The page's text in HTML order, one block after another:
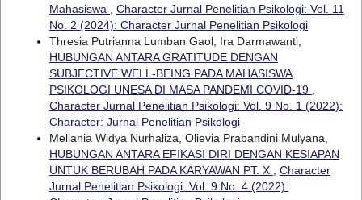
Mahasiswa
Character Jurnal Penelitian Psikologi: Vol. 11
No. 2 (2024): Character Jurnal Penelitian Psikologi
Thresia Putrianna Lumban Gaol, Ira Darmawanti,
HUBUNGAN ANTARA GRATITUDE DENGAN
SUBJECTIVE WELL-BEING PADA MAHASISWA
PSIKOLOGI UNESA DI MASA PANDEMI COVID-19
Character Jurnal Penelitian Psikologi: Vol. 9 No. 1 (2022):
Character: Jurnal Penelitian Psikologi
Mellania Widya Nurhaliza, Olievia Prabandini Mulyana,
HUBUNGAN ANTARA EFIKASI DIRI DENGAN KESIAPAN
UNTUK BERUBAH PADA KARYAWAN PT. X
Character
Jurnal Penelitian Psikologi: Vol. 9 No. 4 (2022):